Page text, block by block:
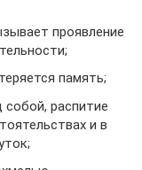
проявление
память;
собой, распитие
и в